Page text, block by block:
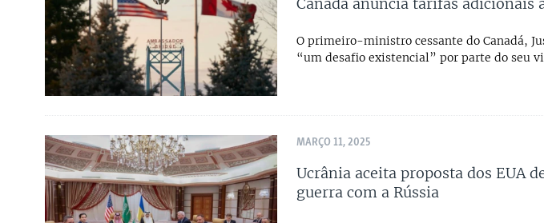
Canadá anuncia tarifas adicionais
O primeiro-ministro cessante do Canadá,
“um desafio existencial” por parte do seu
MARÇO 11, 2025
Ucrânia aceita proposta dos EUA
guerra com a Rússia